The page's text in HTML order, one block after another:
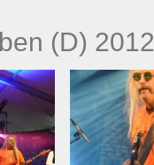
(D) 2012